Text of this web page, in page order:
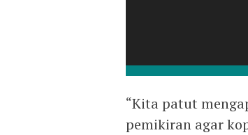
“Kita patut
pemikiran agar